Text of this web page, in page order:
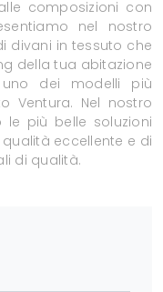
composizioni con
nel nostro
divani in tessuto che
della tua abitazione
dei modelli più
Ventura. Nel nostro
più belle soluzioni
eccellente e di
di qualità.